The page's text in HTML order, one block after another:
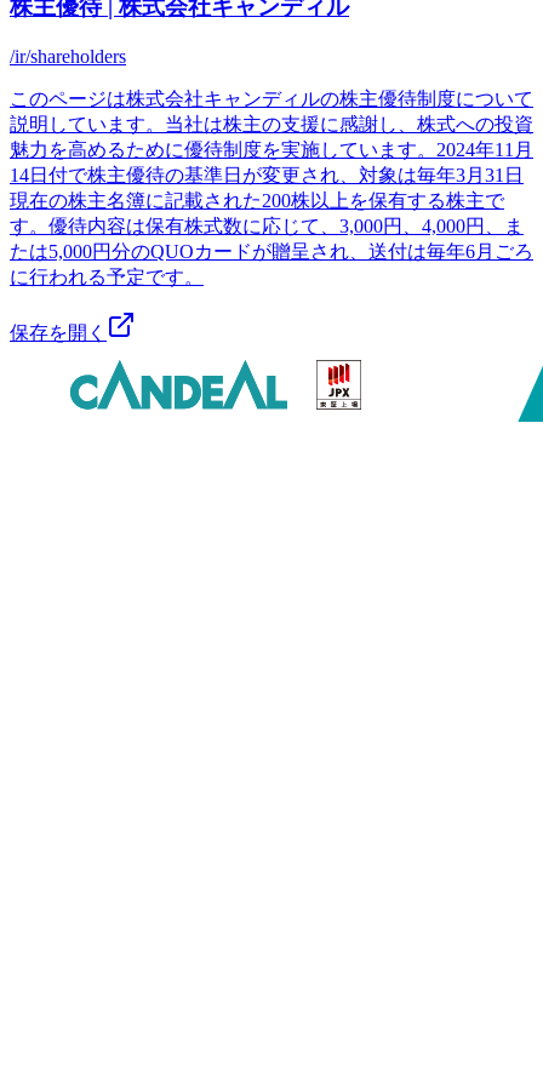
株主優待 | 株式会社キャンディル
/ir/shareholders
このページは株式会社キャンディルの株主優待制度について
説明しています。当社は株主の支援に感謝し、株式への投資
魅力を高めるために優待制度を実施しています。2024年11月
14日付で株主優待の基準日が変更され、対象は毎年3月31日
現在の株主名簿に記載された200株以上を保有する株主で
す。優待内容は保有株式数に応じて、3,000円、4,000円、ま
たは5,000円分のQUOカードが贈呈され、送付は毎年6月ごろ
に行われる予定です。
保存を開く